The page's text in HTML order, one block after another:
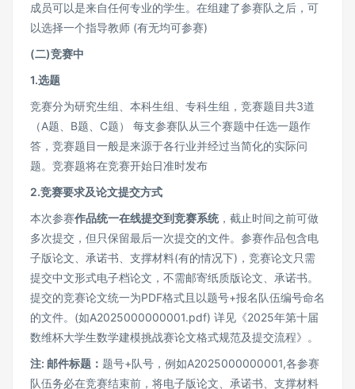
成员可以是来自任何专业的学生。在组建了参赛队之后，可
以选择一个指导教师 (有无均可参赛)
(二)竞赛中
1.选题
竞赛分为研究生组、本科生组、专科生组，竞赛题目共3道
（A题、B题、C题） 每支参赛队从三个赛题中任选一题作
答，竞赛题目一般是来源于各行业并经过当简化的实际问
题。竞赛题将在竞赛开始日准时发布
2.竞赛要求及论文提交方式
本次参赛作品统一在线提交到竞赛系统，截止时间之前可做
多次提交，但只保留最后一次提交的文件。参赛作品包含电
子版论文、承诺书、支撑材料(有的情况下)，竞赛论文只需
提交中文形式电子档论文，不需邮寄纸质版论文、承诺书。
提交的竞赛论文统一为PDF格式且以题号+报名队伍编号命名
的文件。(如A2025000000001.pdf) 详见《2025年第十届
数维杯大学生数学建模挑战赛论文格式规范及提交流程》。
注: 邮件标题： 题号+队号，例如A2025000000001,各参赛
队伍务必在竞赛结束前，将电子版论文、承诺书、支撑材料